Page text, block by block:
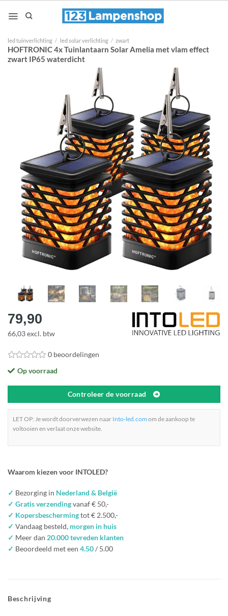
naar
led tuinverlichting / led solar verlichting / zwart
HOFTRONIC 4x Tuinlantaarn Solar Amelia met vlam effect
zwart IP65 waterdicht
79,90
66,03 excl. btw
0 beoordelingen
Op voorraad
Controleer de voorraad
LET OP: Je wordt doorverwezen naar Into-led.com om de aankoop te
voltooien en verlaat onze website.
Waarom kiezen voor INTOLED?
✓ Bezorging in Nederland & België
✓ Gratis verzendingvanaf € 50,-
✓ Kopersbeschermingtot € 2.500,-
✓ Vandaag besteld, morgen in huis
✓ Meer dan 20.000 tevreden klanten
✓ Beoordeeld met een 4.50/ 5.00
Beschrijving